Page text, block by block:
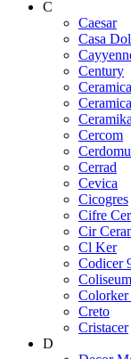
C
Caesar
Casa
Century
Cercom
Cerrad
Cevica
Cicogres
Cifre
Cir
Cl Ker
Codicer
Coliseum
Colorker
Creto
Cristacer
D